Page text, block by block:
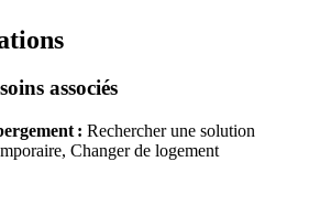
associés
: Rechercher une solution
Changer de logement